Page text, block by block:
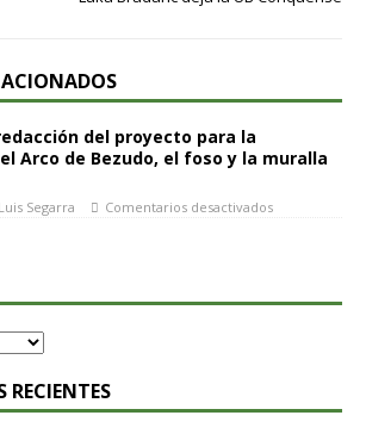
del proyecto para la
Arco de Bezudo, el foso y la muralla
Luis Segarra Comentarios desactivados
RECIENTES